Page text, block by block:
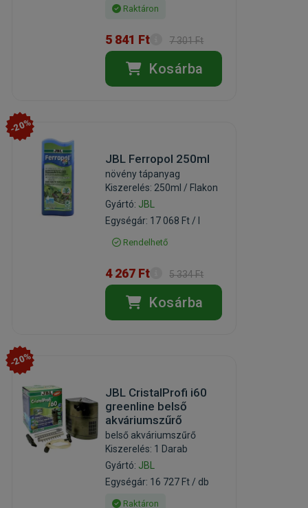
Raktáron
5 841 Ft 7 301 Ft
Kosárba
-20%
JBL Ferropol 250ml
növény tápanyag
Kiszerelés: 250ml / Flakon
Gyártó: JBL
Egységár: 17 068 Ft / l
Rendelhető
4 267 Ft 5 334 Ft
Kosárba
-20%
JBL CristalProfi i60
greenline belső
akváriumszűrő
belső akváriumszűrő
Kiszerelés: 1 Darab
Gyártó: JBL
Egységár: 16 727 Ft / db
Raktáron